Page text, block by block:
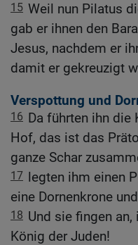
15 Weil nun Pilatus
gab er ihnen den
Jesus, nachdem er
damit er gekreuzigt
Verspottung und
16 Da führten ihn die
Hof, das ist das
ganze Schar
17 legten ihm einen
eine Dornenkrone
18 Und sie fingen an,
König der Juden!